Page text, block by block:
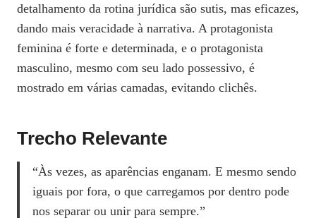
detalhamento da rotina jurídica são sutis, mas eficazes,
dando mais veracidade à narrativa. A protagonista
feminina é forte e determinada, e o protagonista
masculino, mesmo com seu lado possessivo, é
mostrado em várias camadas, evitando clichês.
Trecho Relevante
“Às vezes, as aparências enganam. E mesmo sendo
iguais por fora, o que carregamos por dentro pode
nos separar ou unir para sempre.”